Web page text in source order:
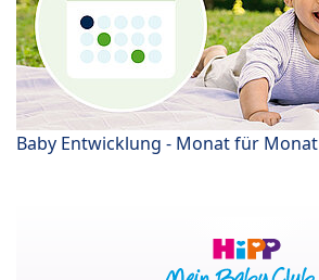
Baby Entwicklung - Monat für Monat